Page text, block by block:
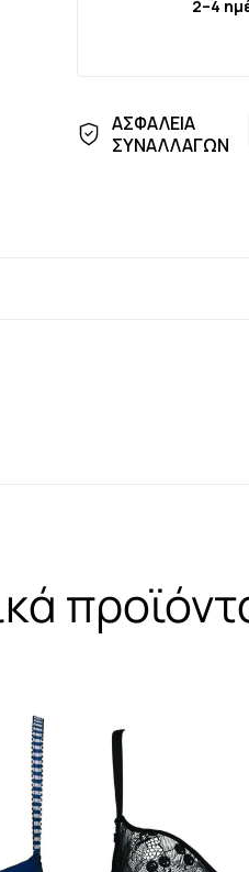
2–4
ΑΣΦΑΛΕΙΑ
ΣΥΝΑΛΛΑΓΩΝ